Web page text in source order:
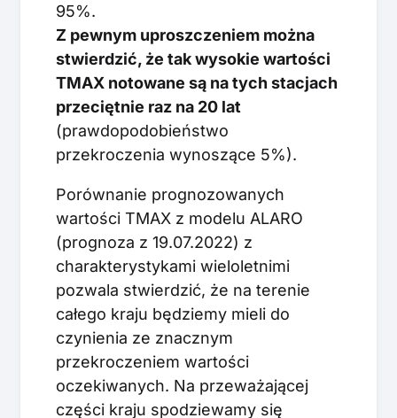
95%.
Z pewnym uproszczeniem można
stwierdzić, że tak wysokie wartości
TMAX notowane są na tych stacjach
przeciętnie raz na 20 lat
(prawdopodobieństwo
przekroczenia wynoszące 5%).
Porównanie prognozowanych
wartości TMAX z modelu ALARO
(prognoza z 19.07.2022) z
charakterystykami wieloletnimi
pozwala stwierdzić, że na terenie
całego kraju będziemy mieli do
czynienia ze znacznym
przekroczeniem wartości
oczekiwanych. Na przeważającej
części kraju spodziewamy się